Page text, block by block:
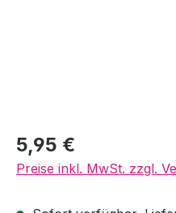
Regulärer Preis:
5,95 €
Preise inkl. MwSt. zzgl.